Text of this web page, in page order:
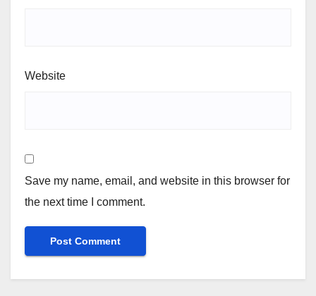
Website
Save my name, email, and website in this browser for
the next time I comment.